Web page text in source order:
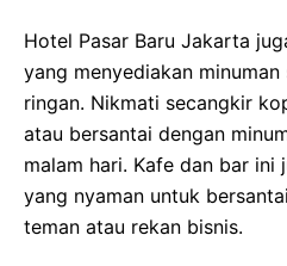
Hotel Pasar Baru Jakarta
yang menyediakan
ringan. Nikmati secangkir
atau bersantai dengan
malam hari. Kafe dan bar ini
yang nyaman untuk
teman atau rekan bisnis.